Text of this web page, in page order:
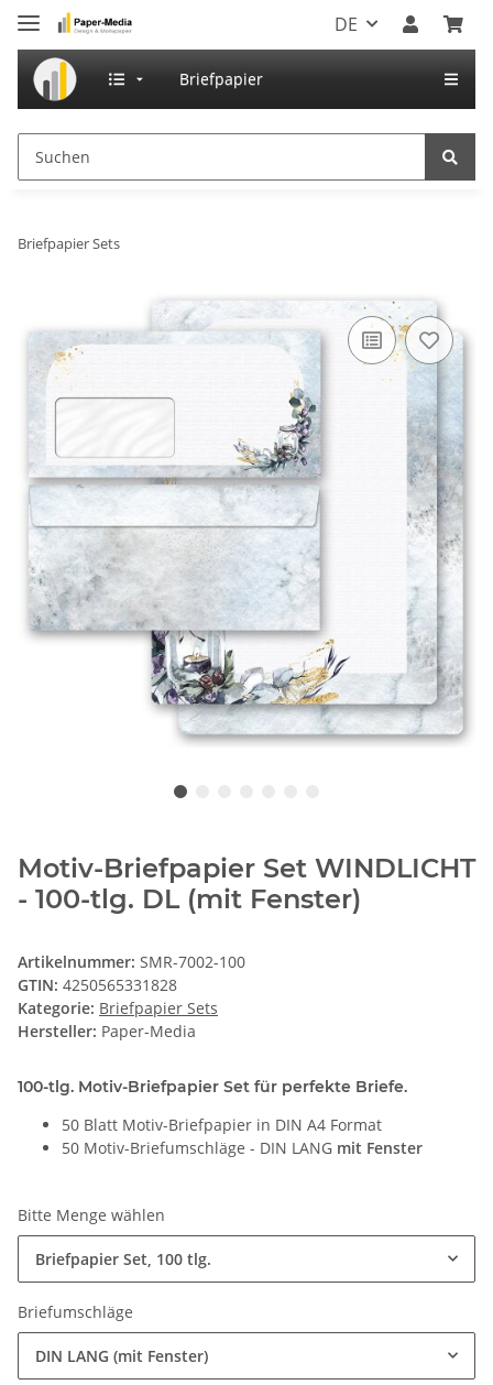
DE
Briefpapier
Briefpapier Sets
Motiv-Briefpapier Set WINDLICHT
- 100-tlg. DL (mit Fenster)
Artikelnummer: SMR-7002-100
GTIN: 4250565331828
Kategorie: Briefpapier Sets
Hersteller: Paper-Media
100-tlg. Motiv-Briefpapier Set für perfekte Briefe.
50 Blatt Motiv-Briefpapier in DIN A4 Format
50 Motiv-Briefumschläge - DIN LANG mit Fenster
Bitte Menge wählen
Briefpapier Set, 100 tlg.
Briefumschläge
DIN LANG (mit Fenster)